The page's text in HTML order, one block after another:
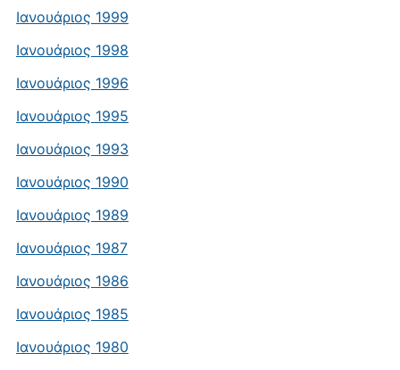
Ιανουάριος 1999
Ιανουάριος 1998
Ιανουάριος 1996
Ιανουάριος 1995
Ιανουάριος 1993
Ιανουάριος 1990
Ιανουάριος 1989
Ιανουάριος 1987
Ιανουάριος 1986
Ιανουάριος 1985
Ιανουάριος 1980